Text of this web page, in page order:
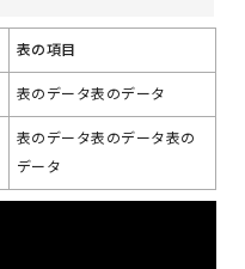
表の項目
表のデータ表のデータ
表のデータ表のデータ表の
データ